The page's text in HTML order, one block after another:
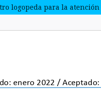
logopeda para la